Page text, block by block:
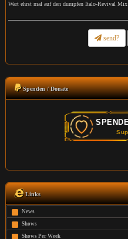
Wart ehrst mal auf den dumpfen Italo-Revival Mix
send?
Spenden / Donate
Links
News
Shows
Shows Per Week